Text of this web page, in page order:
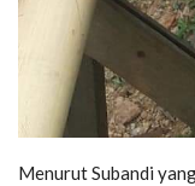
Menurut Subandi